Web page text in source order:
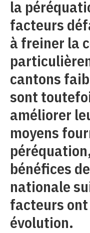
la
facteurs
à freiner la
cantons
sont
améliorer
moyens
bénéfices
nationale
facteurs
évolution.